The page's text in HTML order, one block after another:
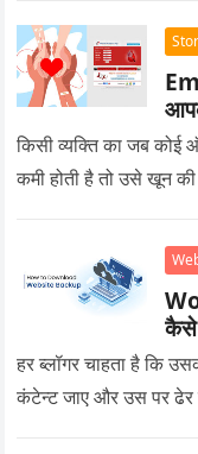
किसी व्यक्ति का जब कोई
कमी होती है तो उसे खून
कैसे
हर ब्लॉगर चाहता है कि
कंटेन्ट जाए और उस पर